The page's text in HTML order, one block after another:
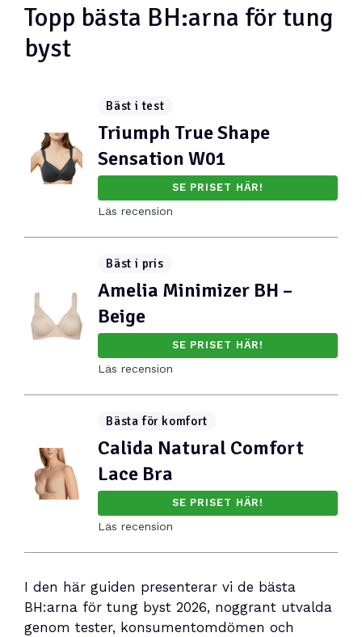
Topp bästa BH:arna för tung
byst
Bäst i test
Triumph True Shape
Sensation W01
SE PRISET HÄR!
Läs recension
Bäst i pris
Amelia Minimizer BH –
Beige
SE PRISET HÄR!
Läs recension
Bästa för komfort
Calida Natural Comfort
Lace Bra
SE PRISET HÄR!
Läs recension
I den här guiden presenterar vi de bästa
BH:arna för tung byst 2026, noggrant utvalda
genom tester, konsumentomdömen och